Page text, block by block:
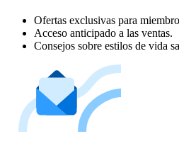
Ofertas exclusivas para
Acceso anticipado a las ventas.
Consejos sobre estilos de vida